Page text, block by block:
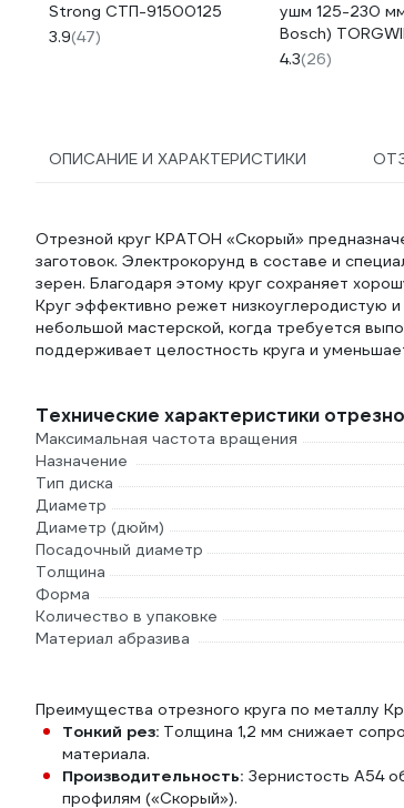
Strong СТП-91500125
3.9(47)
ушм 125-230
Bosch)
T640658
4.3(26)
ОПИСАНИЕ И ХАРАКТЕРИСТИКИ
Отрезной круг КРАТОН «Скорый»
заготовок. Электрокорунд в составе и
зерен. Благодаря этому круг сохраняет
Круг эффективно режет низкоуглеродистую
небольшой мастерской, когда требуется
поддерживает целостность круга и
Технические характеристики
Максимальная частота вращения
Назначение
Тип диска
Диаметр
Диаметр (дюйм)
Посадочный диаметр
Толщина
Форма
Количество в упаковке
Материал абразива
Преимущества отрезного круга по металлу
Тонкий рез: Толщина 1,2 мм снижает
материала.
Производительность: Зернистость A54
профилям («Скорый»).